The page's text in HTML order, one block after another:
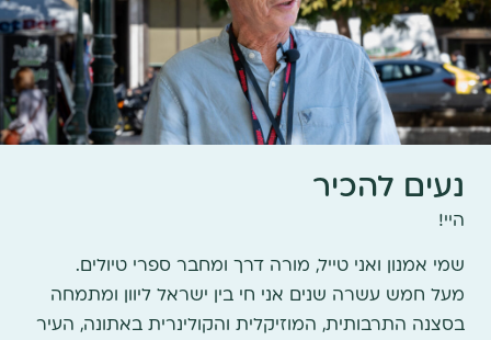
נעים להכיר
היי!
שמי אמנון ואני טייל, מורה דרך ומחבר ספרי טיולים.
מעל חמש עשרה שנים אני חי בין ישראל ליוון ומתמחה
בסצנה התרבותית, המוזיקלית והקולינרית באתונה, העיר